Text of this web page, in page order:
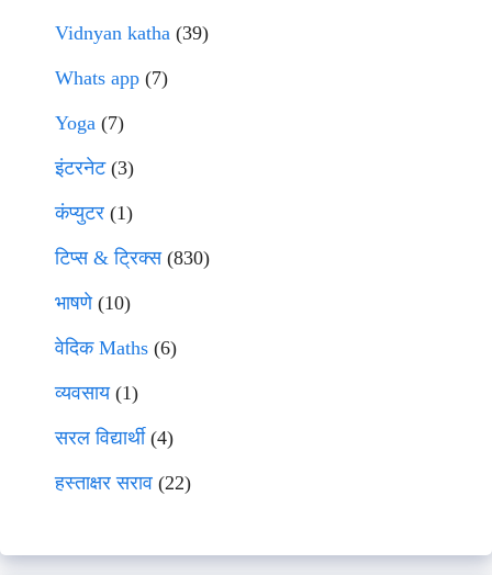
Vidnyan katha (39)
Whats app (7)
Yoga (7)
इंटरनेट(3)
कंप्युटर (1)
टिप्स & ट्रिक्स(830)
भाषणे(10)
वेदिक Maths (6)
व्यवसाय(1)
सरल विद्यार्थी(4)
हस्ताक्षर सराव (22)